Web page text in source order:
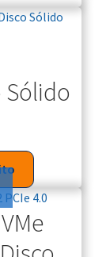
Sólido